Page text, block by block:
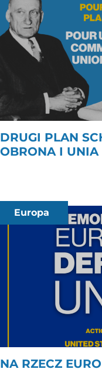
DRUGI PLAN
OBRONA I UNIA
Europa
NA RZECZ